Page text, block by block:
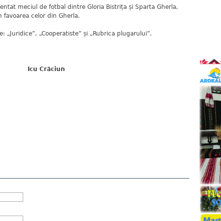
meciul de fotbal dintre Gloria Bistrița și Sparta Gherla,
celor din Gherla.
„Cooperatiste” și „Rubrica plugarului”.
Icu Crăciun